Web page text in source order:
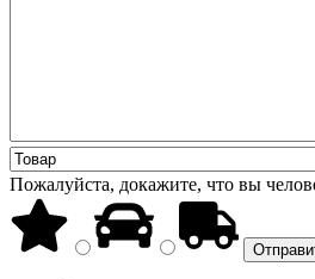
Пожалуйста, докажите, что вы